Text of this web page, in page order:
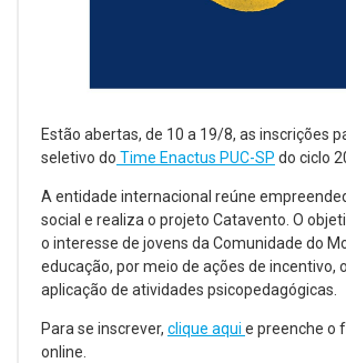
Estão abertas, de 10 a 19/8, as inscrições
seletivo do Time Enactus PUC-SP do ciclo
A entidade internacional reúne
social e realiza o projeto Catavento. O
o interesse de jovens da Comunidade do
educação, por meio de ações de incentivo,
aplicação de atividades psicopedagógicas.
Para se inscrever, clique aqui e preenche o
online.